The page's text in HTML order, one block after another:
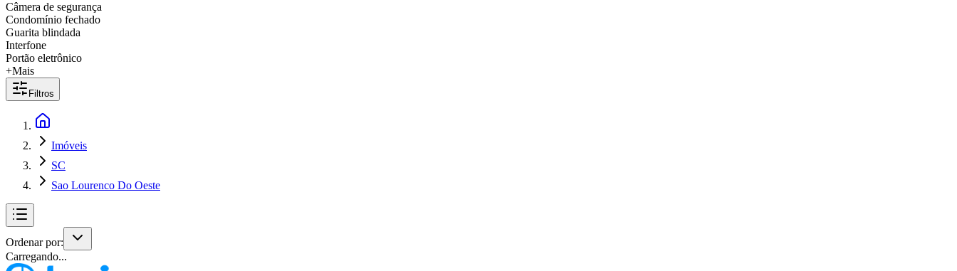
Câmera de segurança
Condomínio fechado
Guarita blindada
Interfone
Portão eletrônico
+Mais
Filtros
Imóveis
SC
Sao Lourenco Do Oeste
Ordenar por:
Carregando...